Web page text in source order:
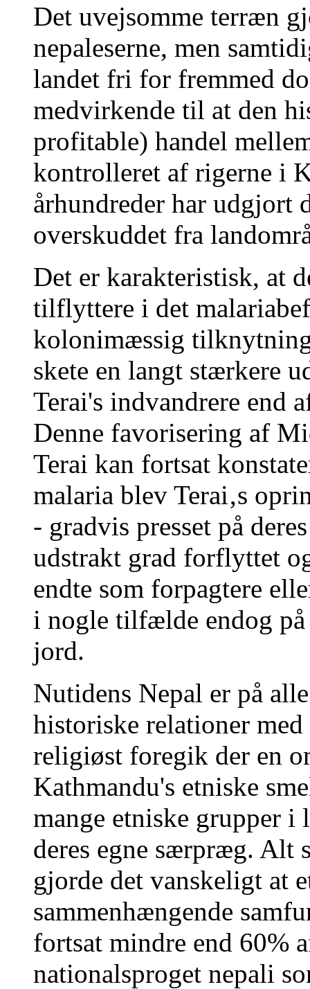
Det uvejsomme terræn
nepaleserne, men
landet fri for fremmed
medvirkende til at den
profitable) handel
kontrolleret af rigerne i
århundreder har
overskuddet fra
Det er karakteristisk, at
tilflyttere i det
kolonimæssig
skete en langt stærkere
Terai's indvandrere end
Denne favorisering af
Terai kan fortsat
malaria blev Terai‚s
- gradvis presset på
udstrakt grad forflyttet
endte som forpagtere
i nogle tilfælde endog på
jord.
Nutidens Nepal er på
historiske relationer
religiøst foregik der en
Kathmandu's etniske
mange etniske grupper i
deres egne særpræg. Alt
gjorde det vanskeligt at
sammenhængende
fortsat mindre end 60%
nationalsproget nepali